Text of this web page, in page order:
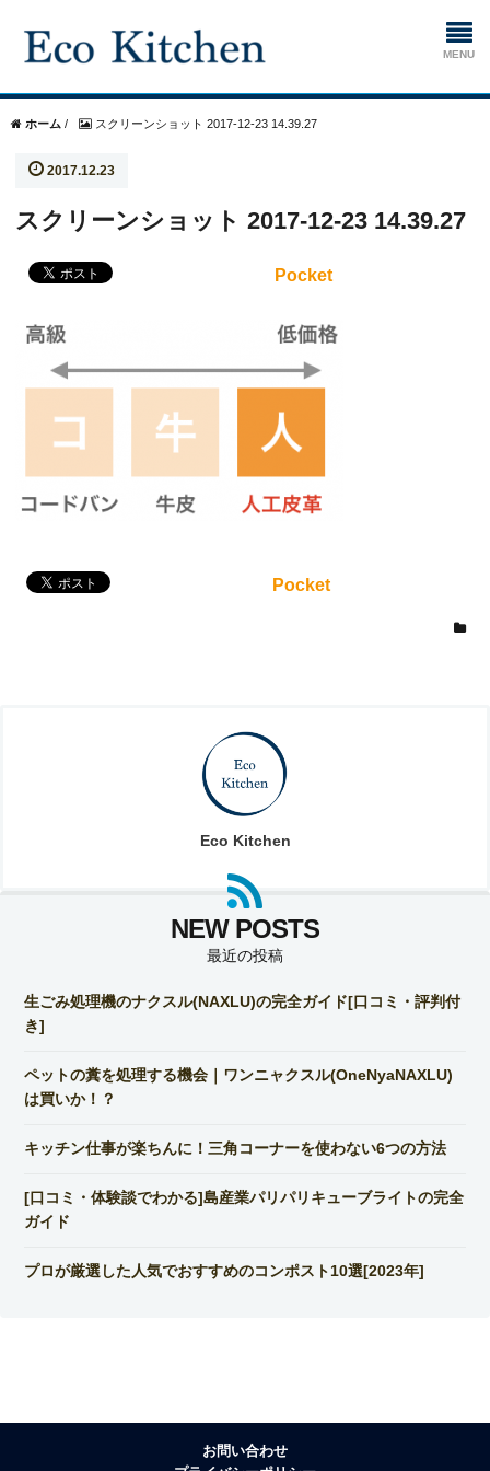
ホーム
生ゴミ処理機
ホーム / スクリーンショット 2017-12-23 14.39.27
2017.12.23
スクリーンショット 2017-12-23 14.39.27
Pocket
Pocket
Eco Kitchen
最近の投稿
生ごみ処理機のナクスル(NAXLU)の完全ガイド[口コミ・評判付
き]
ペットの糞を処理する機会｜ワンニャクスル(OneNyaNAXLU)
は買いか！？
キッチン仕事が楽ちんに！三角コーナーを使わない6つの方法
[口コミ・体験談でわかる]島産業パリパリキューブライトの完全
ガイド
プロが厳選した人気でおすすめのコンポスト10選[2023年]
お問い合わせ